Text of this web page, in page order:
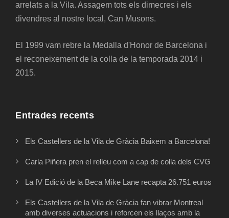
arrelats a la Vila. Assagem tots els dimecres i els
divendres al nostre local, Can Musons.
El 1999 vam rebre la Medalla d'Honor de Barcelona i
el reconeixement de la colla de la temporada 2014 i
2015.
Entrades recents
Els Castellers de la Vila de Gràcia Baixem a Barcelona!
Carla Piñera pren el relleu com a cap de colla dels CVG
La IV Edició de la Beca Mike Lane recapta 26.751 euros
Els Castellers de la Vila de Gràcia fan vibrar Montreal
amb diverses actuacions i reforcen els llaços amb la